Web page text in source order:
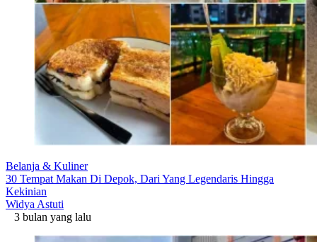
Belanja & Kuliner
30 Tempat Makan Di Depok, Dari Yang Legendaris Hingga
Kekinian
Widya Astuti
3 bulan yang lalu